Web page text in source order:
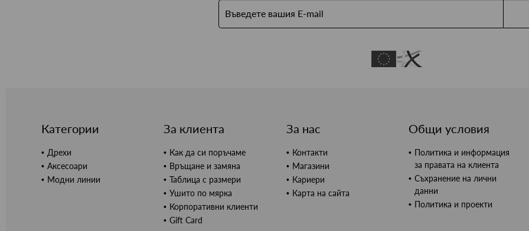
Категории
Дрехи
Аксесоари
Модни линии
За клиента
Как да си поръчаме
Връщане и замяна
Таблица с размери
Ушито по мярка
Корпоративни клиенти
Gift Card
За нас
Контакти
Магазини
Кариери
Карта на сайта
Общи условия
Политика и информация
за правата на клиента
Съхранение на лични
данни
Политика и проекти